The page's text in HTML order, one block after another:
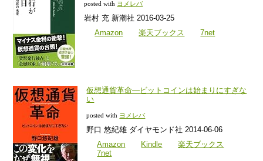
posted with ヨメレバ
岩村 充 新潮社 2016-03-25
Amazon
楽天ブックス 7net
仮想通貨革命—ビットコインは始まりにすぎな
い
posted with ヨメレバ
野口 悠紀雄 ダイヤモンド社 2014-06-06
Amazon
Kindle
楽天ブックス
7net